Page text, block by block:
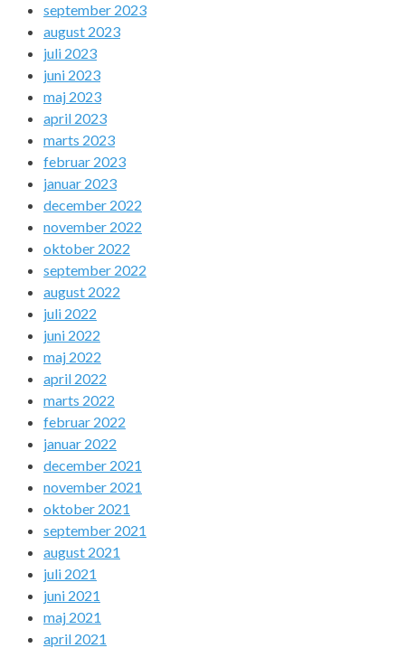
september 2023
august 2023
juli 2023
juni 2023
maj 2023
april 2023
marts 2023
februar 2023
januar 2023
december 2022
november 2022
oktober 2022
september 2022
august 2022
juli 2022
juni 2022
maj 2022
april 2022
marts 2022
februar 2022
januar 2022
december 2021
november 2021
oktober 2021
september 2021
august 2021
juli 2021
juni 2021
maj 2021
april 2021